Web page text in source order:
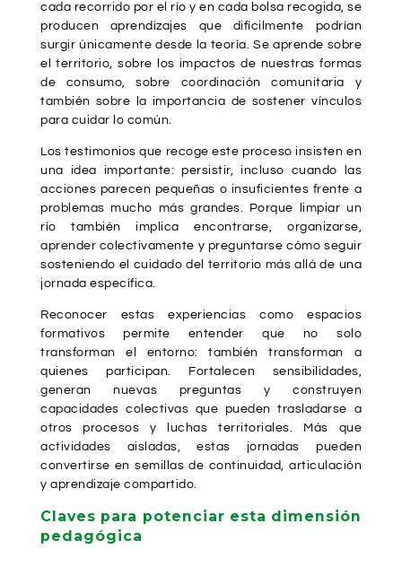
cada recorrido por el río y en cada bolsa recogida, se
producen aprendizajes que difícilmente podrían
surgir únicamente desde la teoría. Se aprende sobre
el territorio, sobre los impactos de nuestras formas
de consumo, sobre coordinación comunitaria y
también sobre la importancia de sostener vínculos
para cuidar lo común.
Los testimonios que recoge este proceso insisten en
una idea importante: persistir, incluso cuando las
acciones parecen pequeñas o insuficientes frente a
problemas mucho más grandes. Porque limpiar un
río también implica encontrarse, organizarse,
aprender colectivamente y preguntarse cómo seguir
sosteniendo el cuidado del territorio más allá de una
jornada específica.
Reconocer estas experiencias como espacios
formativos permite entender que no solo
transforman el entorno: también transforman a
quienes participan. Fortalecen sensibilidades,
generan nuevas preguntas y construyen
capacidades colectivas que pueden trasladarse a
otros procesos y luchas territoriales. Más que
actividades aisladas, estas jornadas pueden
convertirse en semillas de continuidad, articulación
y aprendizaje compartido.
Claves para potenciar esta dimensión
pedagógica